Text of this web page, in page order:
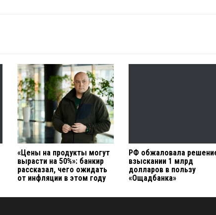
«Цены на продукты могут
вырасти на 50%»: банкир
рассказал, чего ожидать
от инфляции в этом году
РФ обжаловала
взыскании 1 млрд
долларов в пользу
«Ощадбанка»